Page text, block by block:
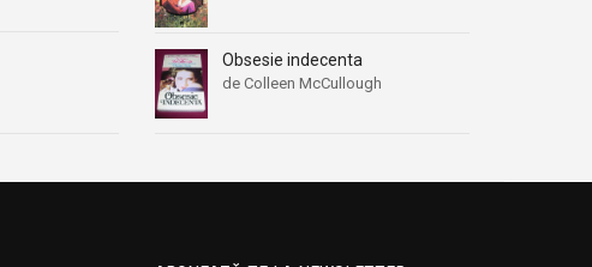
Obsesie indecenta
de Colleen McCullough